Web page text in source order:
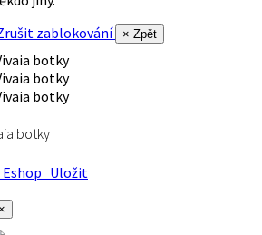
zablokování
× Zpět
botky
Uložit